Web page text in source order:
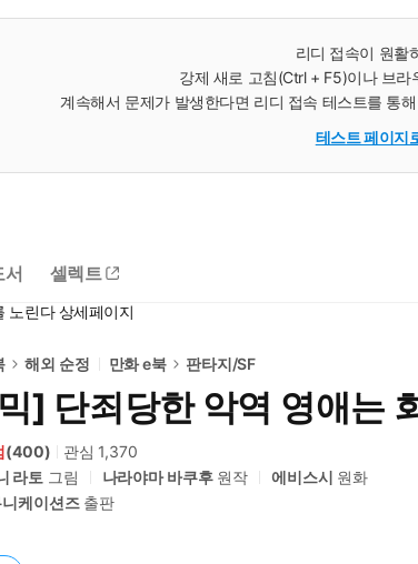
리디 접속이 원활
강제 새로 고침(Ctrl + F5)이나 브
계속해서 문제가 발생한다면 리디 접속 테스트를 통
테스트 페이지
서 셀렉트
노린다 상세페이지
해외 순정 만화 e북 판타지/SF
] 단죄당한 악역 영애는
(400) 관심 1,370
라토 그림 나라야마 바쿠후원작 에비스시 원화
케이션즈 출판